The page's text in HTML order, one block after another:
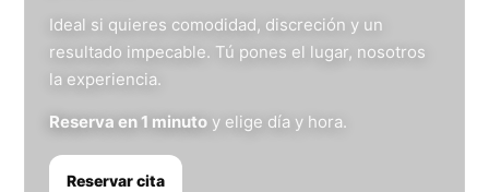
Ideal si quieres comodidad, discreción y un
resultado impecable. Tú pones el lugar, nosotros
la experiencia.
Reserva en 1 minuto y elige día y hora.
Reservar cita